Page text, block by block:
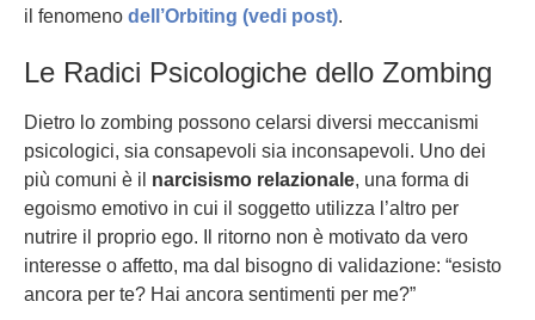
il fenomeno dell’Orbiting (vedi post).
Le Radici Psicologiche dello Zombing
Dietro lo zombing possono celarsi diversi meccanismi
psicologici, sia consapevoli sia inconsapevoli. Uno dei
più comuni è il narcisismo relazionale, una forma di
egoismo emotivo in cui il soggetto utilizza l’altro per
nutrire il proprio ego. Il ritorno non è motivato da vero
interesse o affetto, ma dal bisogno di validazione: “esisto
ancora per te? Hai ancora sentimenti per me?”